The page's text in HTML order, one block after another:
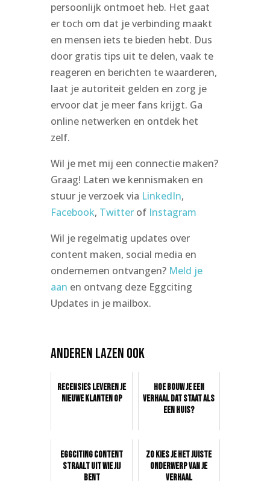
persoonlijk ontmoet heb. Het gaat
er toch om dat je verbinding maakt
en mensen iets te bieden hebt. Dus
door gratis tips uit te delen, vaak te
reageren en berichten te waarderen,
laat je autoriteit gelden en zorg je
ervoor dat je meer fans krijgt. Ga
online netwerken en ontdek het
zelf.
Wil je met mij een connectie maken?
Graag! Laten we kennismaken en
stuur je verzoek via LinkedIn,
Facebook, Twitter of Instagram
Wil je regelmatig updates over
content maken, social media en
ondernemen ontvangen? Meld je
aan en ontvang deze Eggciting
Updates in je mailbox.
Anderen lazen ook
Recensies leveren je
nieuwe klanten op
Hoe bouw je een
verhaal dat staat als
een huis?
Eggciting Content
straalt uit wie jij
bent
Zo kies je het juiste
onderwerp van je
verhaal